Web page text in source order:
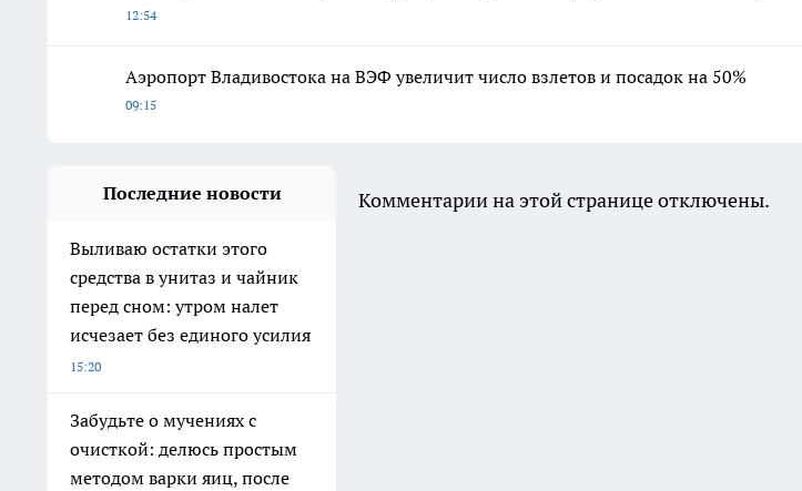
12:54
Аэропорт Владивостока на ВЭФ увеличит число взлетов и посадок на 50%
09:15
Последние новости
Выливаю остатки этого
средства в унитаз и чайник
перед сном: утром налет
исчезает без единого усилия
15:20
Забудьте о мучениях с
очисткой: делюсь простым
методом варки яиц, после
Комментарии на этой странице отключены.